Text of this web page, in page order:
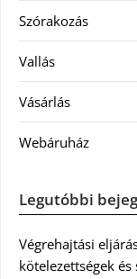
Szórakozás
Vallás
Vásárlás
Webáruház
Legutóbbi
Végrehajtási
kötelezettségek